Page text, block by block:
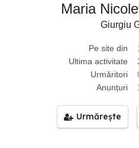
Maria
Giurgiu
Pe site din
Ultima activitate
Urmăritori
Anunțuri
Urmărește